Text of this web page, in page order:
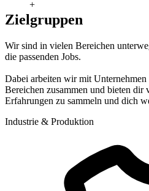
Zielgruppen
Wir sind in vielen Bereichen
die passenden Jobs.
Dabei arbeiten wir mit Unternehmen
Bereichen zusammen und bieten
Erfahrungen zu sammeln und dich
Industrie & Produktion